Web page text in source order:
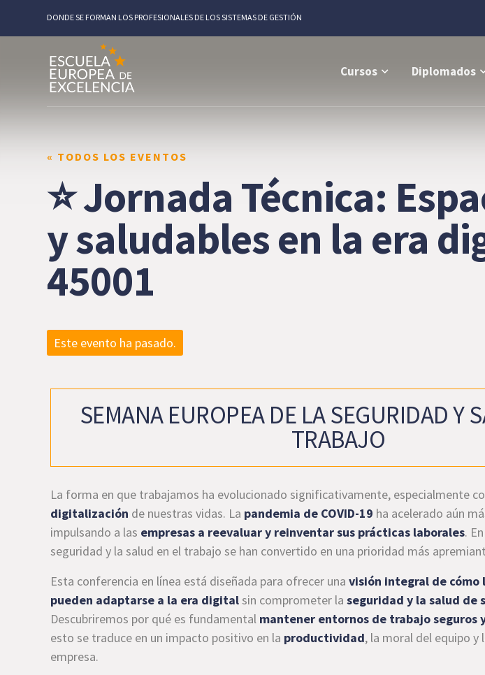
DONDE SE FORMAN LOS PROFESIONALES DE LOS SISTEMAS DE GESTIÓN
Cursos Diplomados
« TODOS LOS EVENTOS
⭐ Jornada Técnica:
y saludables en la era
45001
Este evento ha pasado.
SEMANA EUROPEA DE LA SEGURIDAD Y
TRABAJO
La forma en que trabajamos ha evolucionado significativamente, especialmente
digitalización de nuestras vidas. La pandemia de COVID-19 ha acelerado aún
impulsando a las empresas a reevaluar y reinventar sus prácticas laborales.
seguridad y la salud en el trabajo se han convertido en una prioridad más
Esta conferencia en línea está diseñada para ofrecer una visión integral de cómo
pueden adaptarse a la era digitalsin comprometer la seguridad y la salud de
Descubriremos por qué es fundamental mantener entornos de trabajo seguros
esto se traduce en un impacto positivo en la productividad, la moral del equipo y
empresa.